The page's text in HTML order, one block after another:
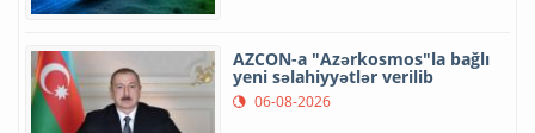
AZCON-a "Azərkosmos"la bağlı
yeni səlahiyyətlər verilib
06-08-2026